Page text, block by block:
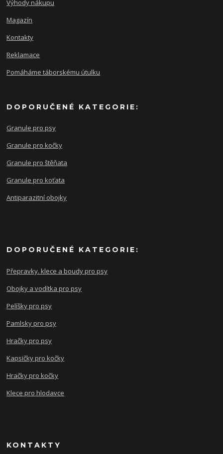
Výhody nákupu
Magazín
Kontakty
Reklamace
Pomáháme táborskému útulku
DOPORUČENÉ KATEGORIE:
Granule pro psy
Granule pro kočky
Granule pro štěňata
Granule pro koťata
Antiparazitní obojky
DOPORUČENÉ KATEGORIE:
Přepravky. klece a boudy pro psy
Obojky a vodítka pro psy
Pelíšky pro psy
Pamlsky pro psy
Hračky pro psy
Kapsičky pro kočky
Hračky pro kočky
Klece pro hlodavce
KONTAKTY